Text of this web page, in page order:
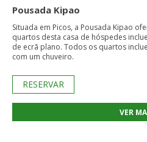
Pousada Kipao
Situada em Picos, a Pousada Kipao
quartos desta casa de hóspedes
de ecrã plano. Todos os quartos
com um chuveiro.
RESERVAR
VER